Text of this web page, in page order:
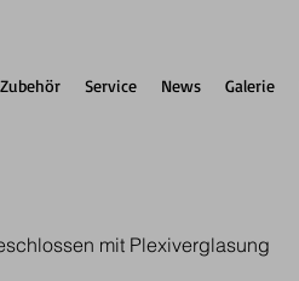
Zubehör Service News Galerie
mit Plexiverglasung